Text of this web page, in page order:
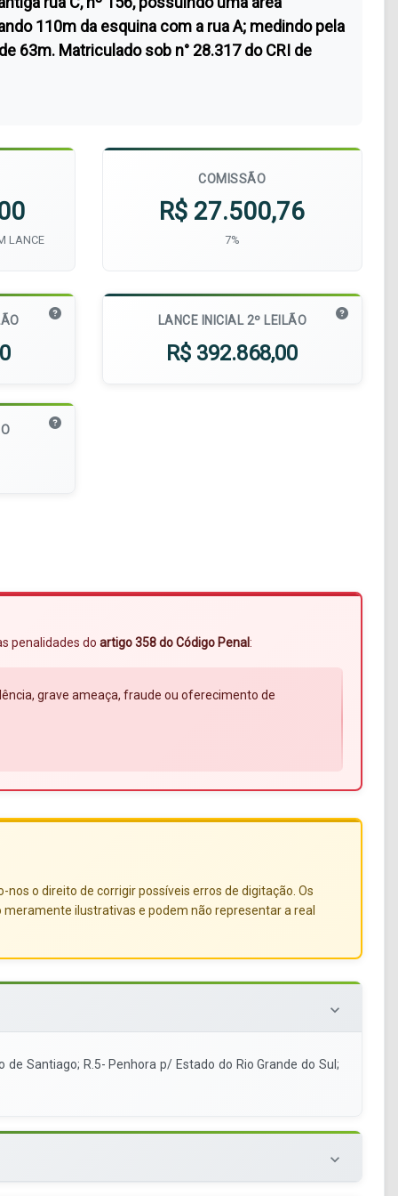
110m da esquina com a rua A; medindo pela
63m. Matriculado sob n° 28.317 do CRI de
LANCE
COMISSÃO
R$ 27.500,76
7%
LANCE INICIAL 2º LEILÃO
R$ 392.868,00
penalidades do artigo 358 do Código Penal:
grave ameaça, fraude ou oferecimento de
o direito de corrigir possíveis erros de digitação. Os
ilustrativas e podem não representar a real
keyboard_arrow_down
Santiago; R.5- Penhora p/ Estado do Rio Grande do Sul;
keyboard_arrow_down